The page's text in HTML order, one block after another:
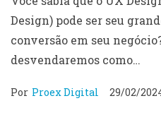
Design) pode ser seu
conversão em seu
desvendaremos como…
Por Proex Digital 29/02/